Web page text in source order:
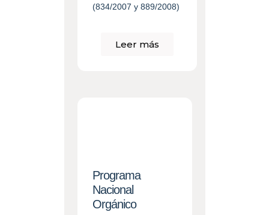
(834/2007 y 889/2008)
Leer más
Programa
Nacional
Orgánico​